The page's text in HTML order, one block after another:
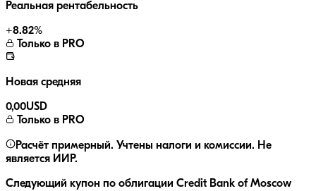
Реальная рентабельность
+8.82%
Только в PRO
Новая средняя
0,00USD
Только в PRO
Расчёт примерный. Учтены налоги и комиссии. Не
является ИИР.
Следующий купон по облигации Credit Bank of Moscow